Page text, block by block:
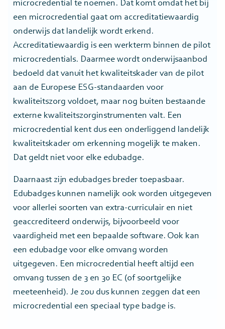
microcredential te noemen. Dat komt omdat het bij
een microcredential gaat om accreditatiewaardig
onderwijs dat landelijk wordt erkend.
Accreditatiewaardig is een werkterm binnen de pilot
microcredentials. Daarmee wordt onderwijsaanbod
bedoeld dat vanuit het kwaliteitskader van de pilot
aan de Europese ESG-standaarden voor
kwaliteitszorg voldoet, maar nog buiten bestaande
externe kwaliteitszorginstrumenten valt. Een
microcredential kent dus een onderliggend landelijk
kwaliteitskader om erkenning mogelijk te maken.
Dat geldt niet voor elke edubadge.
Daarnaast zijn edubadges breder toepasbaar.
Edubadges kunnen namelijk ook worden uitgegeven
voor allerlei soorten van extra-curriculair en niet
geaccrediteerd onderwijs, bijvoorbeeld voor
vaardigheid met een bepaalde software. Ook kan
een edubadge voor elke omvang worden
uitgegeven. Een microcredential heeft altijd een
omvang tussen de 3 en 30 EC (of soortgelijke
meeteenheid). Je zou dus kunnen zeggen dat een
microcredential een speciaal type badge is.